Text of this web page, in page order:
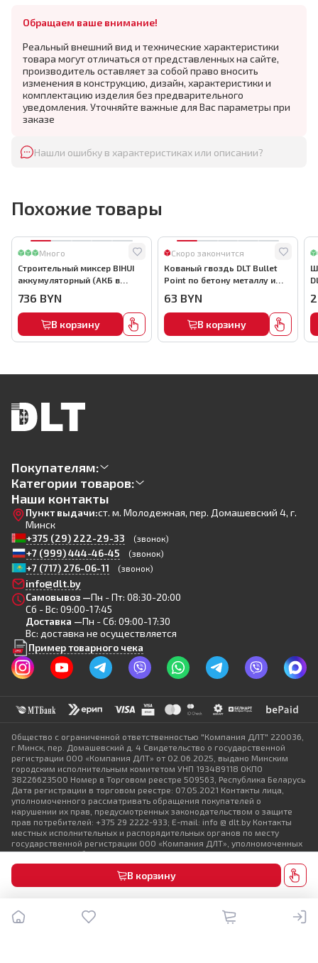
В корзину
Обращаем ваше внимание!
Реальный внешний вид и технические характеристики
товара могут отличаться от представленных на сайте,
производитель оставляет за собой право вносить
изменения в конструкцию, дизайн, характеристики и
комплектацию изделия без предварительного
уведомления. Уточняйте важные для Вас параметры при
заказе
Нашли ошибку в характеристиках или описании?
Похожие товары
Много
Строительный миксер BIHUI
аккумуляторный (АКБ в
736 BYN
В корзину
Скоро закончится
Кованый гвоздь DLT Bullet
Point по бетону металлу и
арт.0116
63 BYN
В корзину
Покупателям:
Категории товаров:
Наши контакты
Пункт выдачи:ст. м. Молодежная, пер. Домашевский 4, г.
Минск
+375 (29) 222-29-33
(звонок)
+7 (999) 444-46-45 (звонок)
+7 (717) 276-06-11 (звонок)
info@dlt.by
Самовывоз —Пн - Пт: 08:30-20:00
Сб - Вс: 09:00-17:45
Доставка —Пн - Сб: 09:00-17:30
Вс: доставка не осуществляется
Пример товарного чека
Общество с ограниченной ответственностью "Компания ДЛТ" 220036,
г.Минск, пер. Домашевский д. 4 Свидетельство о государственной
регистрации ООО «Компания ДЛТ» от 02.06.2025, выдано Минским
городским исполнительным комитетом УНП 193489118 ОКПО
38226623500 Номер в Торговом реестре 509563, Республика Беларусь
Дата регистрации в торговом реестре: 07.05.2021 Контакты лица,
уполномоченного рассматривать обращения покупателей о
нарушении их прав, предусмотренных законодательством о защите
прав потребителей: +375 29 2222-933; E-mail: info @ dlt.by Контакты
местных исполнительных и распорядительных органов по месту
государственной регистрации ООО «Компания ДЛТ», уполномоченных
рассматривать обращения покупателей: +375 17 368-80-49
© DLT 2025. Все права защищены
Выбор настроек Cookie
Разработка сайта — SLAM